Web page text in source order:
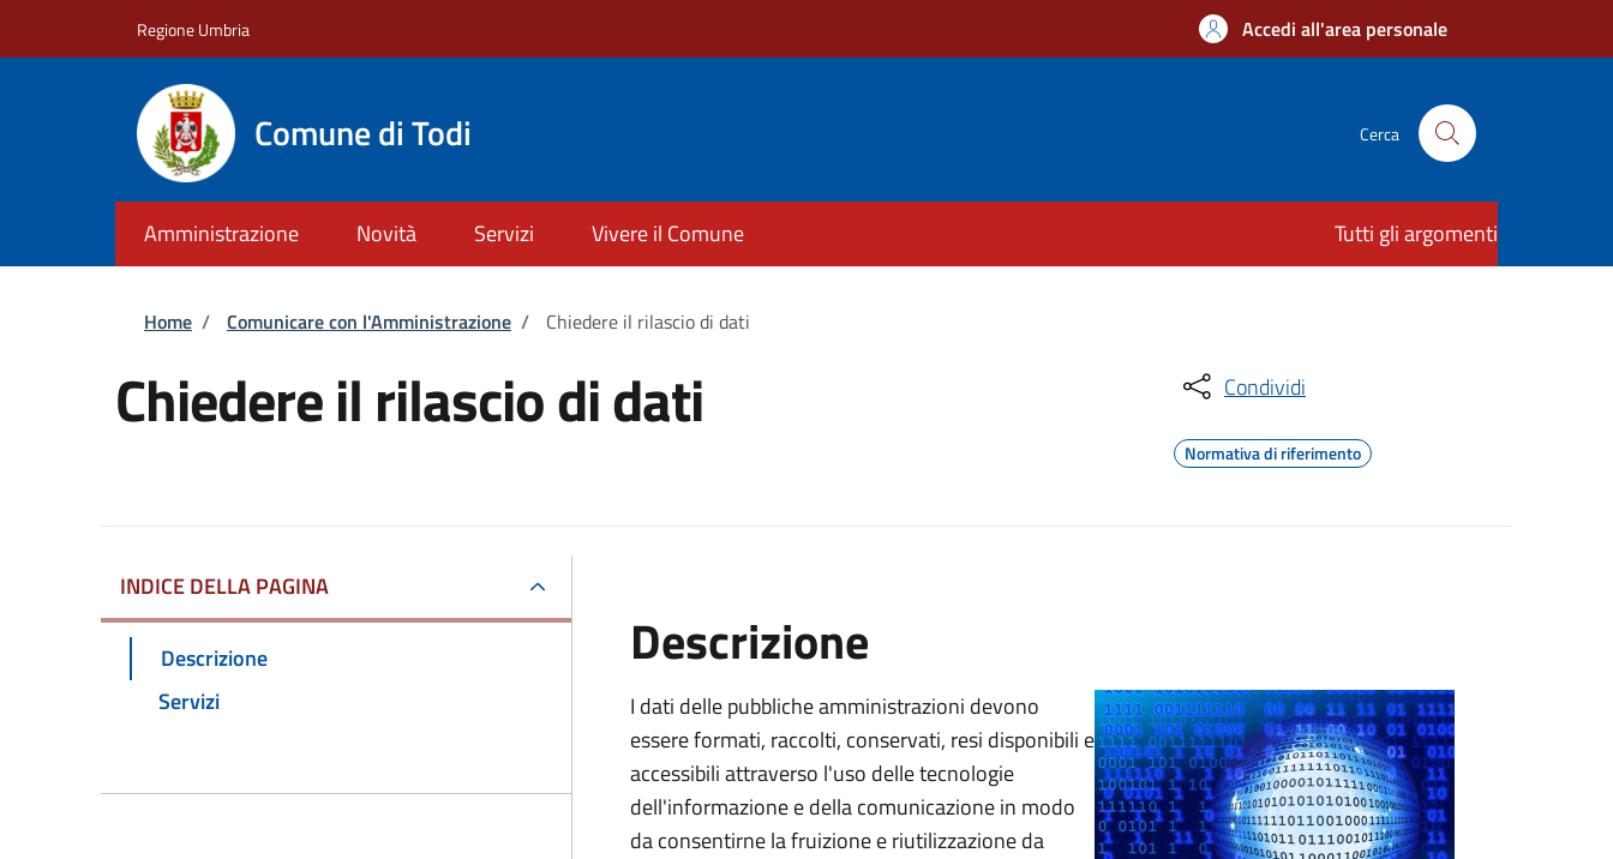
Regione Umbria Accedi all'area personale
Comune di Todi Cerca
Amministrazione Novità Servizi Vivere il Comune Tutti gli argomenti
Briciole di pane
Home / Comunicare con l'Amministrazione / Chiedere il rilascio di dati
Chiedere il rilascio di dati Condividi
Normativa di riferimento
INDICE DELLA PAGINA
Descrizione
Servizi
Descrizione
I dati delle pubbliche amministrazioni devono
essere formati, raccolti, conservati, resi disponibili e
accessibili attraverso l'uso delle tecnologie
dell'informazione e della comunicazione in modo
da consentirne la fruizione e riutilizzazione da